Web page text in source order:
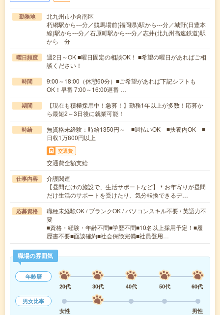
勤務地
北九州市小倉南区
朽網駅から---分／競馬場前(福岡県)駅から---分／城野(日豊本
線)駅から---分／石原町駅から---分／志井(北九州高速鉄道)駅
から---分
曜日頻度
週2日～OK ■曜日固定の相談OK！ ■希望の曜日があればご相
談ください！
時間
9:00～18:00（休憩60分）■ご希望があれば下記シフトも
OK！早番 7:00～16:00遅番 …
期間
【現在も積極採用中！急募！】勤務1年以上が多数！応募か
ら最短2～3日後に就業可能！
時給
無資格未経験：時給1350円～ ■週払いOK ■扶養内OK ■
日収1万800円以上
交通費
交通費全額支給
仕事内容
介護関連
【昼間だけの施設で、生活サポートなど】＊お年寄りが昼間
だけ生活のサポートを受けたり、気分転換できるデ…
応募資格
職種未経験OK / ブランクOK / パソコンスキル不要 / 英語力不
要
■資格・経験・年齢不問■学歴不問■10名以上採用予定！■履
歴書不要■面談確約■社会保険完備■社員登用…
職場の雰囲気
年齢層
20代
30代 40代 50代
60代
男女比率
女性
男性